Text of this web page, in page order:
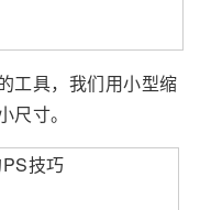
工具，我们用小型缩
寸。